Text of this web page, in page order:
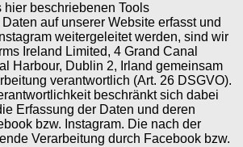
hier beschriebenen Tools
auf unserer Website erfasst und
weitergeleitet werden, sind wir
Ireland Limited, 4 Grand Canal
Harbour, Dublin 2, Irland gemeinsam
verantwortlich (Art. 26 DSGVO).
beschränkt sich dabei
Erfassung der Daten und deren
bzw. Instagram. Die nach der
Verarbeitung durch Facebook bzw.